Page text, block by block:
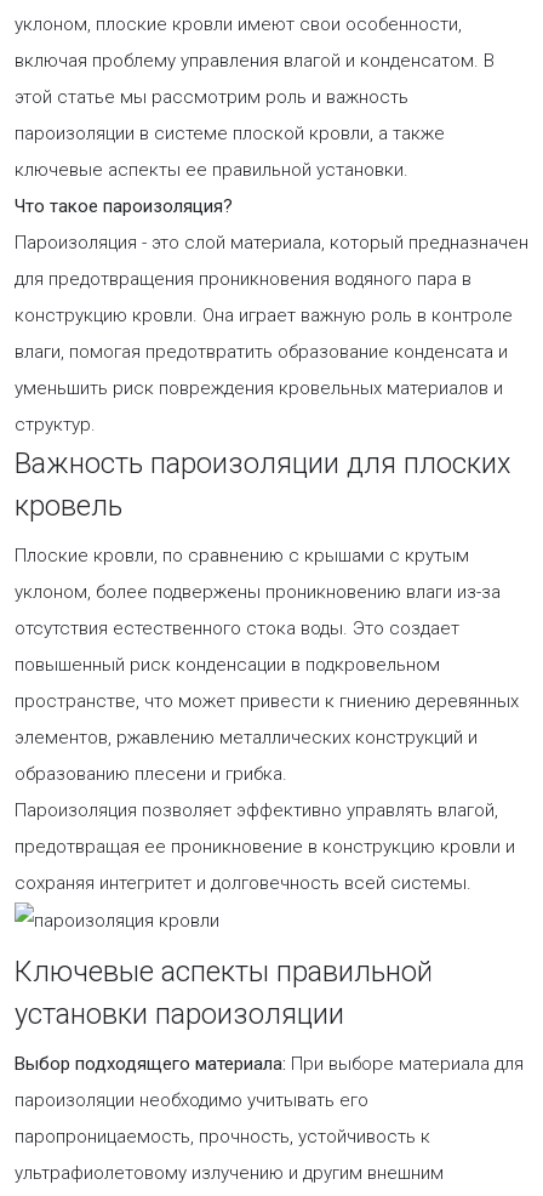
уклоном, плоские кровли имеют свои особенности,
включая проблему управления влагой и конденсатом. В
этой статье мы рассмотрим роль и важность
пароизоляции в системе плоской кровли, а также
ключевые аспекты ее правильной установки.
Что такое пароизоляция?
Пароизоляция - это слой материала, который предназначен
для предотвращения проникновения водяного пара в
конструкцию кровли. Она играет важную роль в контроле
влаги, помогая предотвратить образование конденсата и
уменьшить риск повреждения кровельных материалов и
структур.
Важность пароизоляции для плоских
кровель
Плоские кровли, по сравнению с крышами с крутым
уклоном, более подвержены проникновению влаги из-за
отсутствия естественного стока воды. Это создает
повышенный риск конденсации в подкровельном
пространстве, что может привести к гниению деревянных
элементов, ржавлению металлических конструкций и
образованию плесени и грибка.
Пароизоляция позволяет эффективно управлять влагой,
предотвращая ее проникновение в конструкцию кровли и
сохраняя интегритет и долговечность всей системы.
Ключевые аспекты правильной
установки пароизоляции
Выбор подходящего материала: При выборе материала для
пароизоляции необходимо учитывать его
паропроницаемость, прочность, устойчивость к
ультрафиолетовому излучению и другим внешним